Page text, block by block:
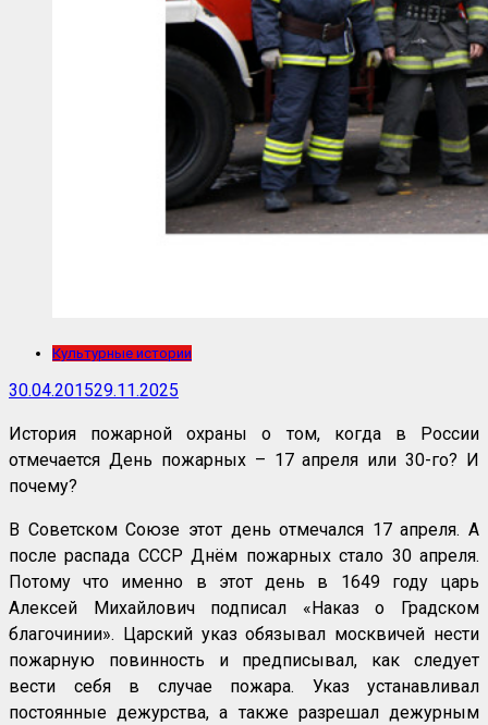
Культурные истории
30.04.201529.11.2025
История пожарной охраны о том, когда в России
отмечается День пожарных – 17 апреля или 30-го? И
почему?
В Советском Союзе этот день отмечался 17 апреля. А
после распада СССР Днём пожарных стало 30 апреля.
Потому что именно в этот день в 1649 году царь
Алексей Михайлович подписал «Наказ о Градском
благочинии». Царский указ обязывал москвичей нести
пожарную повинность и предписывал, как следует
вести себя в случае пожара. Указ устанавливал
постоянные дежурства, а также разрешал дежурным